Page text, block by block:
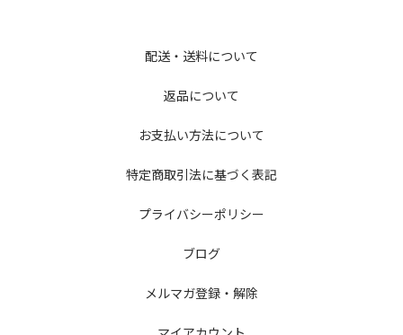
配送・送料について
返品について
お支払い方法について
特定商取引法に基づく表記
プライバシーポリシー
ブログ
メルマガ登録・解除